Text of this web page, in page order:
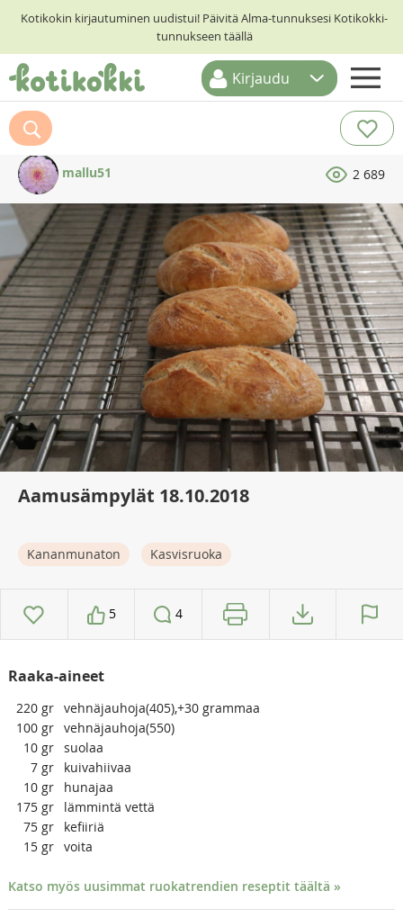
Kotikokin kirjautuminen uudistui! Päivitä Alma-tunnuksesi Kotikokki-
tunnukseen täällä
ETUSIVU
RESEPTIHAKU
RUOKATEEMAT
KESKUSTELUT
KOTIKOKIT
Kirjaudu
mallu51 2 689
Aamusämpylät 18.10.2018
Kananmunaton Kasvisruoka
5 4
Raaka-aineet
220 gr vehnäjauhoja(405),+30 grammaa
100 gr vehnäjauhoja(550)
10 gr suolaa
7 gr
kuivahiivaa
10 gr
hunajaa
175 gr
lämmintä vettä
75 gr
kefiiriä
15 gr voita
Katso myös uusimmat ruokatrendien reseptit täältä »